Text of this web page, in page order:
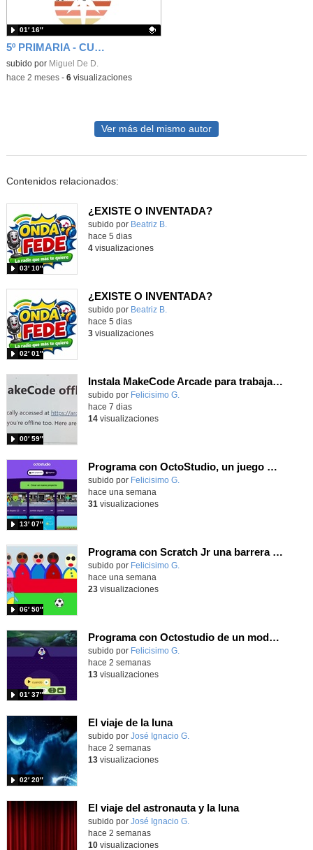
5º PRIMARIA - CUÑA - NO TE CALLES ANTE LOS VILLANOS
Contenido educativo.
subido por Miguel De D.
01′ 16″
-hace 2 meses- 6visualizaciones
Ver más del mismo autor
Contenidos relacionados:
¿EXISTE O INVENTADA?
Contenido educativo.
subido por Beatriz B.
03′ 10″
hace 5 dias
4visualizaciones
¿EXISTE O INVENTADA?
Contenido educativo.
subido por Beatriz B.
02′ 01″
hace 5 dias
3visualizaciones
Instala MakeCode Arcade para trabajar offline en tu tablet, ordenador, Chromebook
Contenido educativo.
subido por Felicisimo G.
00′ 59″
hace 7 dias
14visualizaciones
Programa con OctoStudio, un juego de disparos contra Zombies con un cargador basado en el House of the dead
Contenido educativo.
subido por Felicisimo G.
13′ 07″
hace una semana
31 visualizaciones
Programa con Scratch Jr una barrera que se desplaza para dar sensación de movimiento
Contenido educativo.
subido por Felicisimo G.
06′ 50″
hace una semana
23visualizaciones
Programa con Octostudio de un modo sencillo, offline y gratuito
Contenido educativo.
subido por Felicisimo G.
01′ 37″
hace 2 semanas
13visualizaciones
El viaje de la luna
Contenido educativo.
subido por José Ignacio G.
02′ 20″
hace 2 semanas
13visualizaciones
El viaje del astronauta y la luna
Contenido educativo.
subido por José Ignacio G.
hace 2 semanas
10visualizaciones